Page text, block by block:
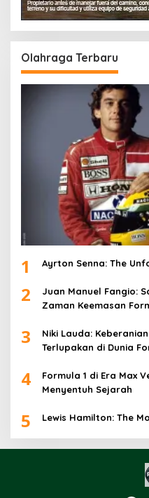
Olahraga Terbaru
1 Ayrton Senna: The
2
Juan Manuel Fangio:
Zaman Keemasan
3
Niki Lauda:
Terlupakan di Dunia
4
Formula 1 di Era Max
Menyentuh Sejarah
5 Lewis Hamilton: The